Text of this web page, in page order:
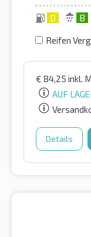
D B
Reifen
€ 84,25 inkl.
AUF
Details